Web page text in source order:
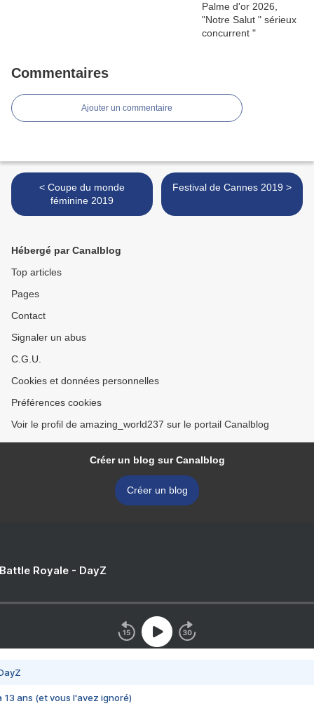
Commentaires
Ajouter un commentaire
< Coupe du monde
féminine 2019
Festival de Cannes 2019 >
Hébergé par Canalblog
Top articles
Pages
Contact
Signaler un abus
C.G.U.
Cookies et données personnelles
Préférences cookies
Voir le profil de amazing_world237 sur le portail Canalblog
Créer un blog sur Canalblog
Créer un blog
Royale - DayZ
13 ans (et vous l'avez ignoré)